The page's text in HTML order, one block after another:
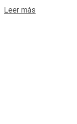
Leer más